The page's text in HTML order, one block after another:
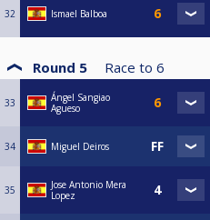
32 Ismael Balboa
Round 5 Race to 6
33
Ángel Sangiao
Agueso
34 Miguel Deiros
35
Jose Antonio Mera
Lopez